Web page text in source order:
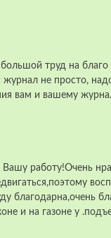
труд на
журнал не просто,
вам и вашему
Вашу работу!Очень
благодарна,очень
и на газоне у